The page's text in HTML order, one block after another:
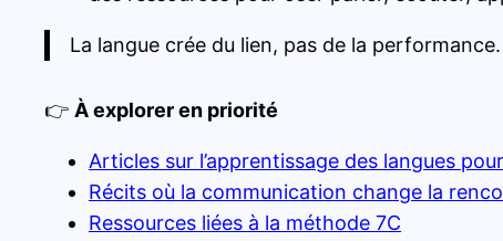
La langue crée du lien, pas de la performance.
👉 À explorer en priorité
Articles sur l’apprentissage des langues
Récits où la communication change la
Ressources liées à la méthode 7C